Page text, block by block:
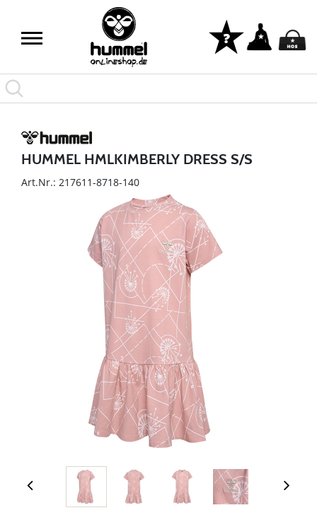
HUMMEL HMLKIMBERLY DRESS S/S
Art.Nr.: 217611-8718-140